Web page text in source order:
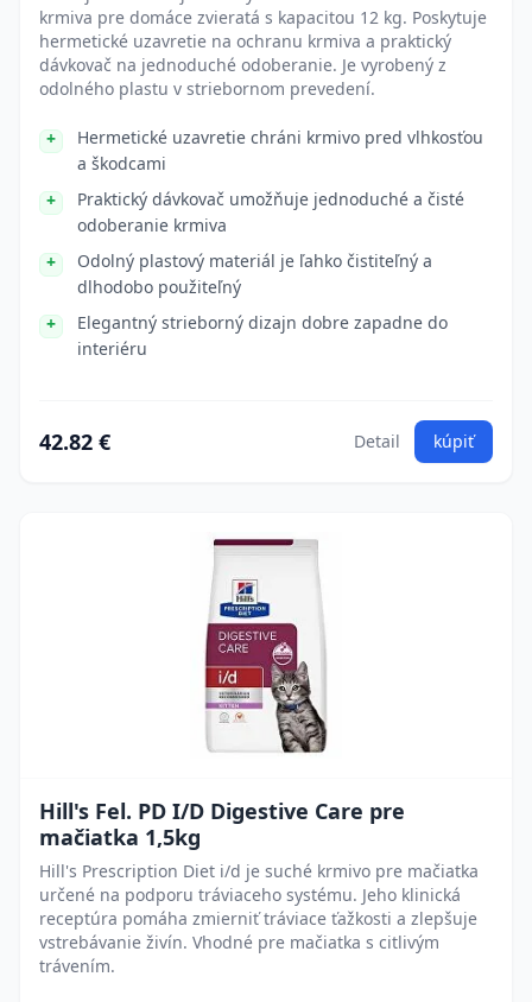
krmiva pre domáce zvieratá s kapacitou 12 kg. Poskytuje
hermetické uzavretie na ochranu krmiva a praktický
dávkovač na jednoduché odoberanie. Je vyrobený z
odolného plastu v striebornom prevedení.
Hermetické uzavretie chráni krmivo pred vlhkosťou
a škodcami
Praktický dávkovač umožňuje jednoduché a čisté
odoberanie krmiva
Odolný plastový materiál je ľahko čistiteľný a
dlhodobo použiteľný
Elegantný strieborný dizajn dobre zapadne do
interiéru
42.82 € Detail kúpiť
Hill's Fel. PD I/D Digestive Care pre
mačiatka 1,5kg
Hill's Prescription Diet i/d je suché krmivo pre mačiatka
určené na podporu tráviaceho systému. Jeho klinická
receptúra pomáha zmierniť tráviace ťažkosti a zlepšuje
vstrebávanie živín. Vhodné pre mačiatka s citlivým
trávením.